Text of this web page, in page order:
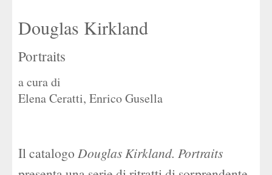
Douglas Kirkland
Portraits
a cura di
Elena Ceratti, Enrico Gusella
Il catalogo Douglas Kirkland. Portraits